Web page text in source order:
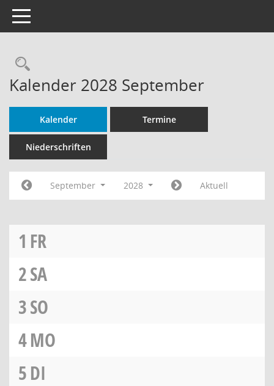
Toggle navigation
Rechercheauswahl
Kalender 2028 September
Kalender Termine
Niederschriften
September 2028 Aktuell
1 FR
2SA
3SO
4MO
5DI